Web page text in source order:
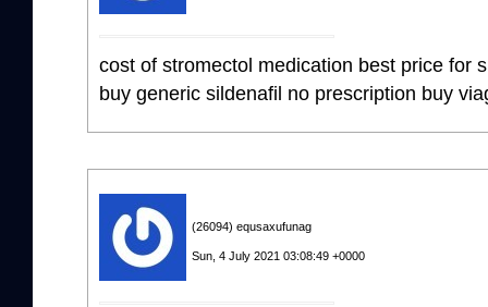
cost of stromectol medication best price for
buy generic sildenafil no prescription buy
(26094) equsaxufunag
Sun, 4 July 2021 03:08:49 +0000